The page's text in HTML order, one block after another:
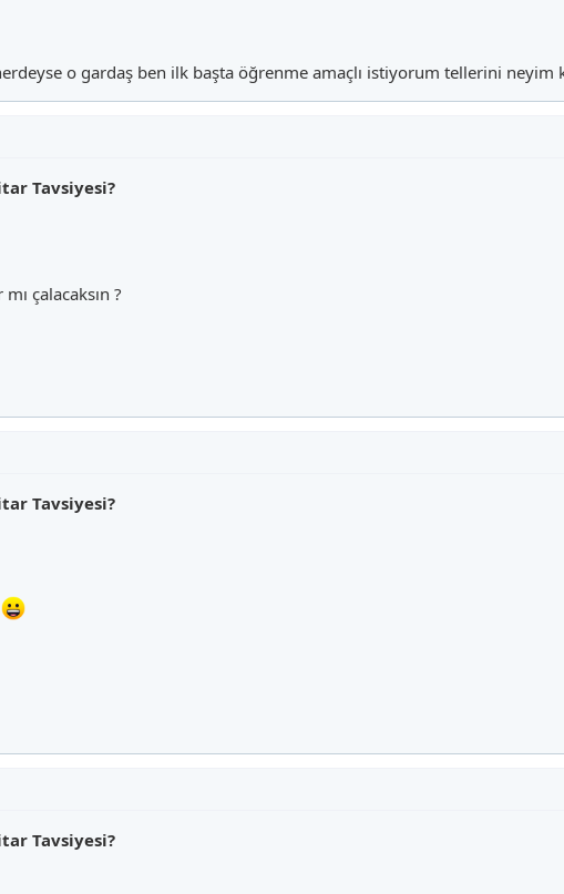
o gardaş ben ilk başta öğrenme amaçlı istiyorum tellerini
Tavsiyesi?
çalacaksın ?
Tavsiyesi?
Tavsiyesi?